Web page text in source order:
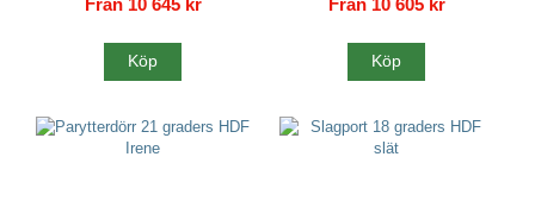
Från 10 645 kr
Köp
Från 10 605 kr
Köp